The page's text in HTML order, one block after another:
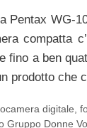
Pentax WG-
compatta
fino a ben
prodotto che
digitale ,
Gruppo Donne